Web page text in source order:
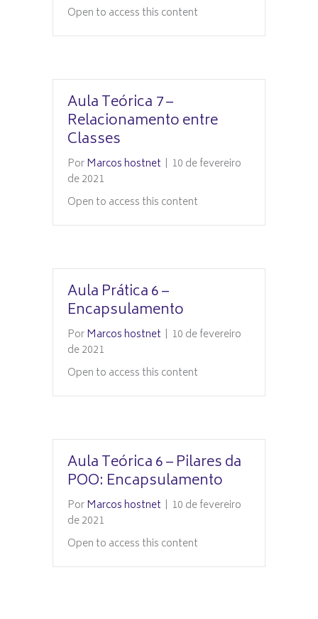
Open to access this content
Aula Teórica 7 –
Relacionamento entre
Classes
PorMarcos hostnet | 10 de fevereiro
de 2021
Open to access this content
Aula Prática 6 –
Encapsulamento
PorMarcos hostnet | 10 de fevereiro
de 2021
Open to access this content
Aula Teórica 6 – Pilares da
POO: Encapsulamento
PorMarcos hostnet | 10 de fevereiro
de 2021
Open to access this content